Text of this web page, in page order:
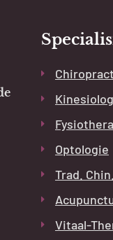
Optologie
Trad.
Vitaal-